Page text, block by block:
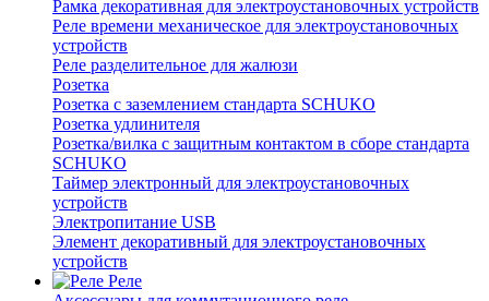
Рамка декоративная для электроустановочных устройств
Реле времени механическое для электроустановочных
устройств
Реле разделительное для жалюзи
Розетка
Розетка с заземлением стандарта SCHUKO
Розетка удлинителя
Розетка/вилка с защитным контактом в сборе стандарта
SCHUKO
Таймер электронный для электроустановочных
устройств
Электропитание USB
Элемент декоративный для электроустановочных
устройств
Реле